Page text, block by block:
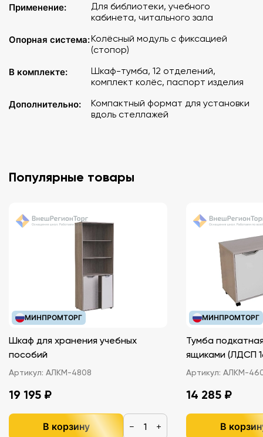
Применение:
Для библиотеки, учебного
кабинета, читального зала
Опорная система:Колёсный модуль с фиксацией
(стопор)
В комплекте:
Шкаф-тумба, 12 отделений,
комплект колёс, паспорт изделия
Дополнительно:
Компактный формат для установки
вдоль стеллажей
Популярные товары
МИНПРОМТОРГ
Шкаф для хранения учебных
пособий
Артикул: АЛКМ-4808
19 195 ₽
В корзину − +
МИНПРОМТОРГ
Тумба
ящиками
Артикул: АЛКМ-
14 285 ₽
В